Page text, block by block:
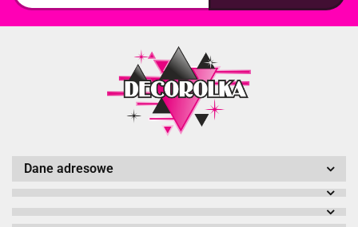
Dane adresowe